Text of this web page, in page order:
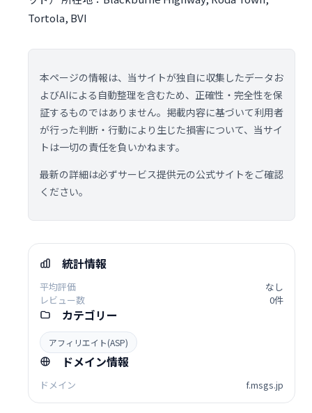
Tortola, BVI
本ページの情報は、当サイトが独自に収集したデータお
よびAIによる自動整理を含むため、正確性・完全性を保
証するものではありません。掲載内容に基づいて利用者
が行った判断・行動により生じた損害について、当サイ
トは一切の責任を負いかねます。
最新の詳細は必ずサービス提供元の公式サイトをご確認
ください。
統計情報
平均評価
なし
レビュー数
0件
カテゴリー
アフィリエイト(ASP)
ドメイン情報
ドメイン f.msgs.jp